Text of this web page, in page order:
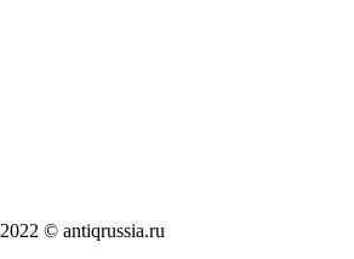
2022 © antiqrussia.ru